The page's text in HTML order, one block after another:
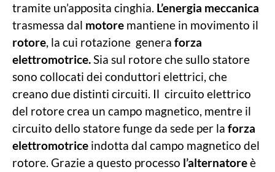
tramite un’apposita cinghia. L’energia meccanica
trasmessa dal motore mantiene in movimento il
rotore, la cui rotazione genera forza
elettromotrice.Sia sul rotore che sullo statore
sono collocati dei conduttori elettrici, che
creano due distinti circuiti. Il circuito elettrico
del rotore crea un campo magnetico, mentre il
circuito dello statore funge da sede per la forza
elettromotrice indotta dal campo magnetico del
rotore. Grazie a questo processo l’alternatoreè